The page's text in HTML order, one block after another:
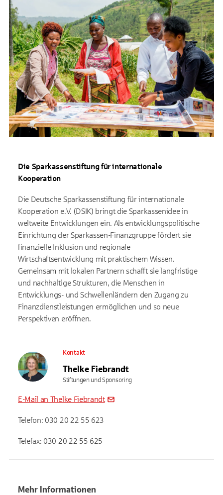
Die Sparkassenstiftung für internationale
Kooperation
Die Deutsche Sparkassenstiftung für internationale
Kooperation e.V. (DSIK) bringt die Sparkassenidee in
weltweite Entwicklungen ein. Als entwicklungspolitische
Einrichtung der Sparkassen-Finanzgruppe fördert sie
finanzielle Inklusion und regionale
Wirtschaftsentwicklung mit praktischem Wissen.
Gemeinsam mit lokalen Partnern schafft sie langfristige
und nachhaltige Strukturen, die Menschen in
Entwicklungs- und Schwellenländern den Zugang zu
Finanzdienstleistungen ermöglichen und so neue
Perspektiven eröffnen.
Kontakt
Thelke Fiebrandt
Stiftungen und Sponsoring
E-Mail an Thelke Fiebrandt
Telefon: 030 20 22 55 623
Telefax: 030 20 22 55 625
Mehr Informationen